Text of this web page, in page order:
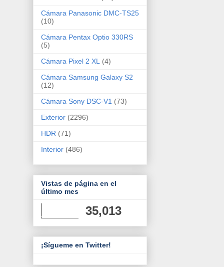
Cámara Panasonic DMC-TS25
(10)
Cámara Pentax Optio 330RS
(5)
Cámara Pixel 2 XL
(4)
Cámara Samsung Galaxy S2
(12)
Cámara Sony DSC-V1 (73)
Exterior (2296)
HDR (71)
Interior (486)
Vistas de página en el
último mes
35,013
¡Sígueme en Twitter!